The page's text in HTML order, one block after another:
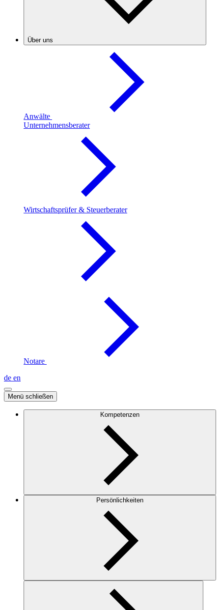
Über uns
Anwälte
Unternehmensberater
Wirtschaftsprüfer & Steuerberater
Notare
de en
Menü schließen
Kompetenzen
Persönlichkeiten